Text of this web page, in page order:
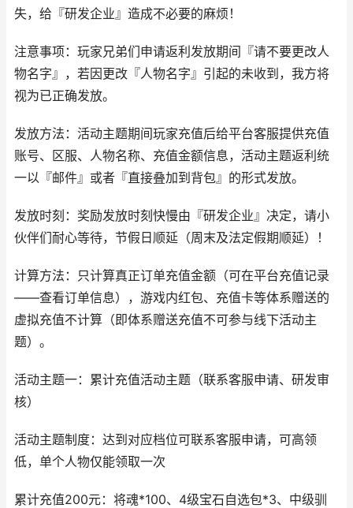
失，给『研发企业』造成不必要的麻烦！
注意事项：玩家兄弟们申请返利发放期间『请不要更改人
物名字』，若因更改『人物名字』引起的未收到，我方将
视为已正确发放。
发放方法：活动主题期间玩家充值后给平台客服提供充值
账号、区服、人物名称、充值金额信息，活动主题返利统
一以『邮件』或者『直接叠加到背包』的形式发放。
发放时刻：奖励发放时刻快慢由『研发企业』决定，请小
伙伴们耐心等待，节假日顺延（周末及法定假期顺延）！
计算方法：只计算真正订单充值金额（可在平台充值记录
——查看订单信息），游戏内红包、充值卡等体系赠送的
虚拟充值不计算（即体系赠送充值不可参与线下活动主
题）。
活动主题一：累计充值活动主题（联系客服申请、研发审
核）
活动主题制度：达到对应档位可联系客服申请，可高领
低，单个人物仅能领取一次
累计充值200元：将魂*100、4级宝石自选包*3、中级驯